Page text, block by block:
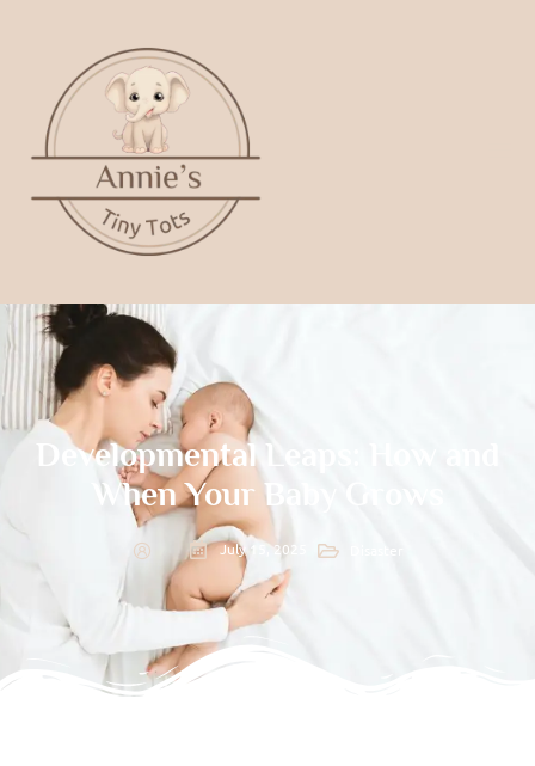
Developmental Leaps: How and
When Your Baby Grows
July 15, 2025